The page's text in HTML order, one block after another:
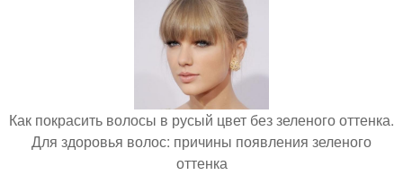
Как покрасить волосы в русый цвет без зеленого оттенка.
Для здоровья волос: причины появления зеленого
оттенка